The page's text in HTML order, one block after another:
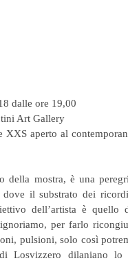
dalle ore 19,00
Art Gallery
aperto al
della mostra, è una
il substrato dei
dell’artista è
per farlo
pulsioni, solo così
Losvizzero dilaniano